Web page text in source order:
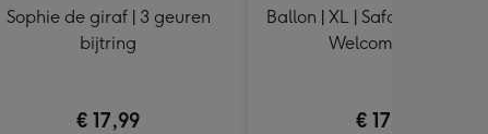
Sophie de giraf | 3 geuren
bijtring
€ 17,99
Ballon | XL | Safari
Welcome Baby
€ 17,99